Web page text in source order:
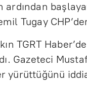
ardından
Tugay
TGRT
Gazeteci
yürüttüğünü